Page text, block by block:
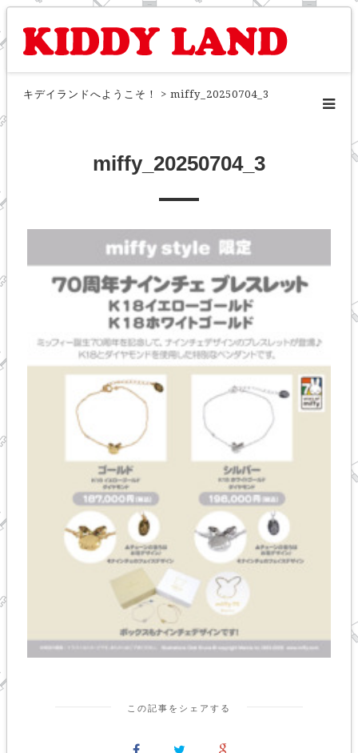
キデイランドへようこそ！ > miffy_20250704_3
miffy_20250704_3
この記事をシェアする